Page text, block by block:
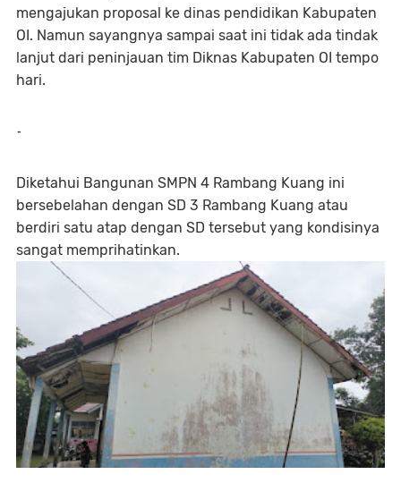
mengajukan proposal ke dinas pendidikan Kabupaten
OI. Namun sayangnya sampai saat ini tidak ada tindak
lanjut dari peninjauan tim Diknas Kabupaten OI tempo
hari.
-
Diketahui Bangunan SMPN 4 Rambang Kuang ini
bersebelahan dengan SD 3 Rambang Kuang atau
berdiri satu atap dengan SD tersebut yang kondisinya
sangat memprihatinkan.